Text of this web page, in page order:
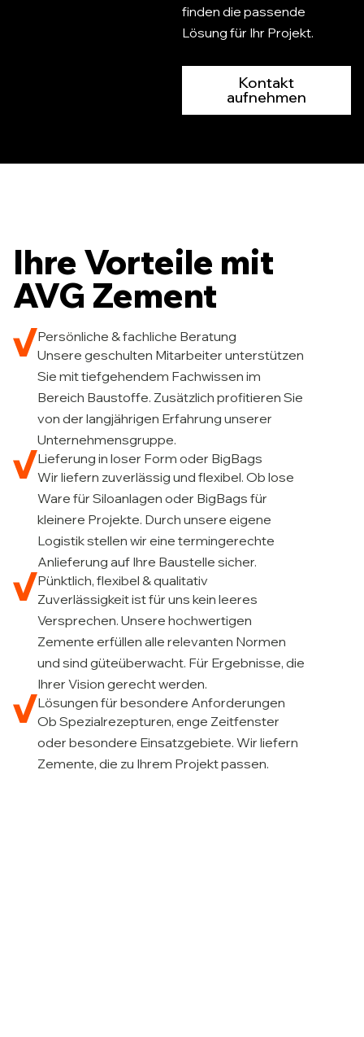
finden die passende
Lösung für Ihr Projekt.
Kontakt
aufnehmen
Ihre Vorteile mit
AVG Zement
Persönliche & fachliche Beratung
Unsere geschulten Mitarbeiter unterstützen
Sie mit tiefgehendem Fachwissen im
Bereich Baustoffe. Zusätzlich profitieren Sie
von der langjährigen Erfahrung unserer
Unternehmensgruppe.
Lieferung in loser Form oder BigBags
Wir liefern zuverlässig und flexibel. Ob lose
Ware für Siloanlagen oder BigBags für
kleinere Projekte. Durch unsere eigene
Logistik stellen wir eine termingerechte
Anlieferung auf Ihre Baustelle sicher.
Pünktlich, flexibel & qualitativ
Zuverlässigkeit ist für uns kein leeres
Versprechen. Unsere hochwertigen
Zemente erfüllen alle relevanten Normen
und sind güteüberwacht. Für Ergebnisse, die
Ihrer Vision gerecht werden.
Lösungen für besondere Anforderungen
Ob Spezialrezepturen, enge Zeitfenster
oder besondere Einsatzgebiete. Wir liefern
Zemente, die zu Ihrem Projekt passen.